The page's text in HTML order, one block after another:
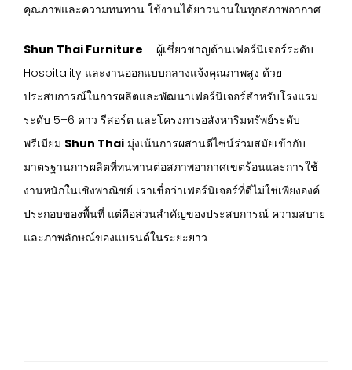
คุณภาพและความทนทาน ใช้งานได้ยาวนานในทุกสภาพอากาศ
Shun Thai Furniture – ผู้เชี่ยวชาญด้านเฟอร์นิเจอร์ระดับ
Hospitality และงานออกแบบกลางแจ้งคุณภาพสูง ด้วย
ประสบการณ์ในการผลิตและพัฒนาเฟอร์นิเจอร์สำหรับโรงแรม
ระดับ 5–6 ดาว รีสอร์ต และโครงการอสังหาริมทรัพย์ระดับ
พรีเมียม Shun Thai มุ่งเน้นการผสานดีไซน์ร่วมสมัยเข้ากับ
มาตรฐานการผลิตที่ทนทานต่อสภาพอากาศเขตร้อนและการใช้
งานหนักในเชิงพาณิชย์ เราเชื่อว่าเฟอร์นิเจอร์ที่ดีไม่ใช่เพียงองค์
ประกอบของพื้นที่ แต่คือส่วนสำคัญของประสบการณ์ ความสบาย
และภาพลักษณ์ของแบรนด์ในระยะยาว